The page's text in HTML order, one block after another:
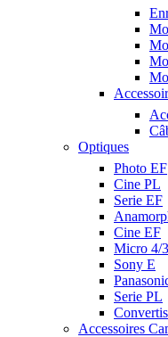
Optiques
Photo EF
Cine PL
Serie EF
Cine EF
Micro 4/3
Sony E
Serie PL
Accessoires